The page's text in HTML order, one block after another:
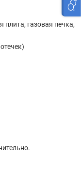
плита, газовая печка,